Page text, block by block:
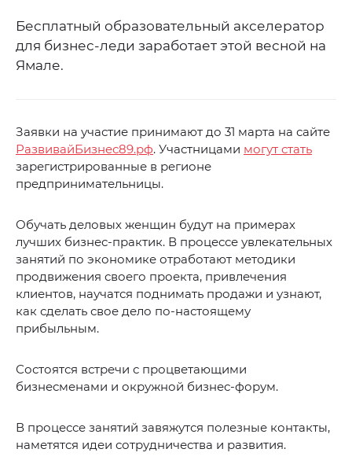
Бесплатный образовательный акселератор
для бизнес-леди заработает этой весной на
Ямале.
Заявки на участие принимают до 31 марта на сайте
РазвивайБизнес89.рф. Участницами могут стать
зарегистрированные в регионе
предпринимательницы.
Обучать деловых женщин будут на примерах
лучших бизнес-практик. В процессе увлекательных
занятий по экономике отработают методики
продвижения своего проекта, привлечения
клиентов, научатся поднимать продажи и узнают,
как сделать свое дело по-настоящему
прибыльным.
Состоятся встречи с процветающими
бизнесменами и окружной бизнес-форум.
В процессе занятий завяжутся полезные контакты,
наметятся идеи сотрудничества и развития.